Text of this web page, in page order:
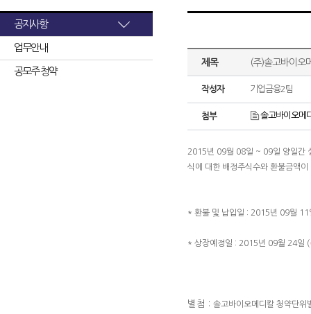
공지사항
업무안내
공모주 청약
제목 (주)솔고바이오
작성자 기업금융2팀
첨부 솔고바이오메
2015년 09월 08일 ~ 09일 양일간
식에 대한 배정주식수와 환불금액
* 환불 및 납입일 : 2015년 09월 11
* 상장예정일 : 2015년 09월 24일 (
별첨 : 솔고바이오메디칼 청약단위